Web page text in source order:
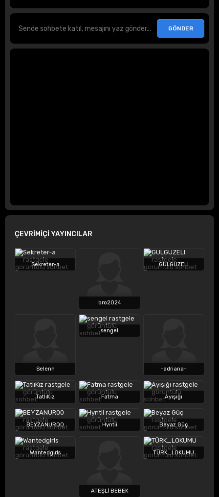
ÇEVRİMİÇİ YAYINCILAR
Sekreter-a
bro2024
GULGUZELI
Selenn
sengel
-adriana-
TatlıKız Fatma Ayışığı
BEYZANUR00 Hyntii Beyaz Güç
Wantedgirls
ATEŞLİ BEBEK
TÜRK_LOKUMU